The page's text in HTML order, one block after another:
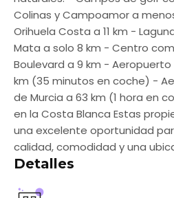
Colinas y Campoamor a
Orihuela Costa a 11 km -
Mata a solo 8 km - Centro
Boulevard a 9 km -
km (35 minutos en coche) -
de Murcia a 63 km (1 hora en
en la Costa Blanca Estas
una excelente oportunidad
calidad, comodidad y una
Detalles